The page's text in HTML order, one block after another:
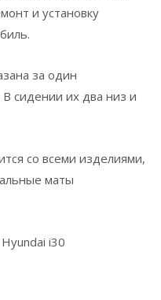
и установку
за один
сидении их два низ и
со всеми изделиями,
маты
i30